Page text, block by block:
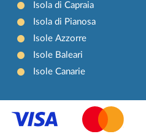
Isola di Capraia
Isola di Pianosa
Isole Azzorre
Isole Baleari
Isole Canarie